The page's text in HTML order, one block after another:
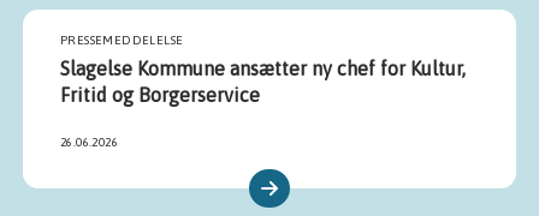
PRESSEMEDDELELSE
Slagelse Kommune ansætter ny chef for Kultur,
Fritid og Borgerservice
26.06.2026